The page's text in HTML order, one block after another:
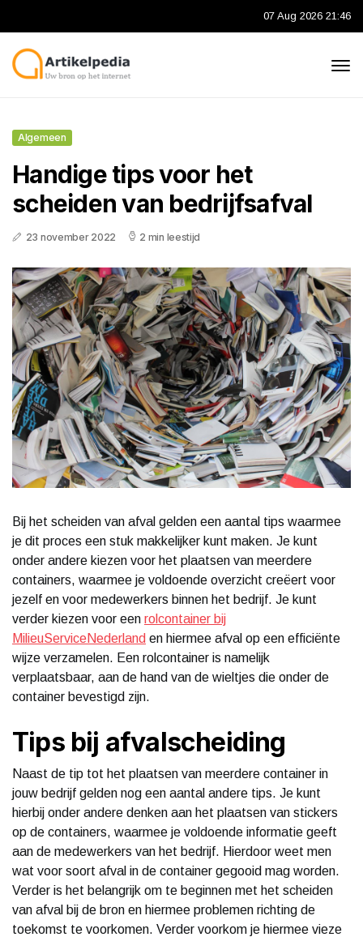
07 Aug 2026 21:46
Algemeen
Handige tips voor het
scheiden van bedrijfsafval
23 november 2022 2 min leestijd
Bij het scheiden van afval gelden een aantal tips waarmee
je dit proces een stuk makkelijker kunt maken. Je kunt
onder andere kiezen voor het plaatsen van meerdere
containers, waarmee je voldoende overzicht creëert voor
jezelf en voor medewerkers binnen het bedrijf. Je kunt
verder kiezen voor een rolcontainer bij
MilieuServiceNederland en hiermee afval op een efficiënte
wijze verzamelen. Een rolcontainer is namelijk
verplaatsbaar, aan de hand van de wieltjes die onder de
container bevestigd zijn.
Tips bij afvalscheiding
Naast de tip tot het plaatsen van meerdere container in
jouw bedrijf gelden nog een aantal andere tips. Je kunt
hierbij onder andere denken aan het plaatsen van stickers
op de containers, waarmee je voldoende informatie geeft
aan de medewerkers van het bedrijf. Hierdoor weet men
wat voor soort afval in de container gegooid mag worden.
Verder is het belangrijk om te beginnen met het scheiden
van afval bij de bron en hiermee problemen richting de
toekomst te voorkomen. Verder voorkom je hiermee vieze